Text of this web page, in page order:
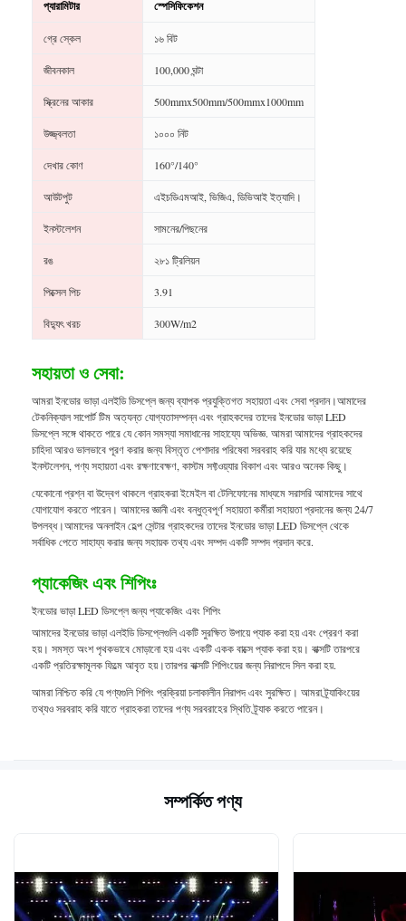
প্যারামিটার স্পেসিফিকেশন
গ্রে স্কেল ১৬ বিট
জীবনকাল 100,000 ঘন্টা
স্ক্রিনের আকার 500mmx500mm/500mmx1000mm
উজ্জ্বলতা ১০০০ নিট
দেখার কোণ 160°/140°
আউটপুট এইচডিএমআই, ভিজিএ, ডিভিআই ইত্যাদি।
ইনস্টলেশন সামনের/পিছনের
রঙ ২৮১ ট্রিলিয়ন
পিক্সেল পিচ 3.91
বিদ্যুৎ খরচ 300W/m2
সহায়তা ও সেবা:
আমরা ইনডোর ভাড়া এলইডি ডিসপ্লে জন্য ব্যাপক প্রযুক্তিগত সহায়তা এবং সেবা প্রদান।আমাদের
টেকনিক্যাল সাপোর্ট টিম অত্যন্ত যোগ্যতাসম্পন্ন এবং গ্রাহকদের তাদের ইনডোর ভাড়া LED
ডিসপ্লে সঙ্গে থাকতে পারে যে কোন সমস্যা সমাধানের সাহায্যে অভিজ্ঞ. আমরা আমাদের গ্রাহকদের
চাহিদা আরও ভালভাবে পূরণ করার জন্য বিস্তৃত পেশাদার পরিষেবা সরবরাহ করি যার মধ্যে রয়েছে
ইনস্টলেশন, পণ্য সহায়তা এবং রক্ষণাবেক্ষণ, কাস্টম সফ্টওয়্যার বিকাশ এবং আরও অনেক কিছু।
যেকোনো প্রশ্ন বা উদ্বেগ থাকলে গ্রাহকরা ইমেইল বা টেলিফোনের মাধ্যমে সরাসরি আমাদের সাথে
যোগাযোগ করতে পারেন। আমাদের জ্ঞানী এবং বন্ধুত্বপূর্ণ সহায়তা কর্মীরা সহায়তা প্রদানের জন্য 24/7
উপলব্ধ।আমাদের অনলাইন হেল্প সেন্টার গ্রাহকদের তাদের ইনডোর ভাড়া LED ডিসপ্লে থেকে
সর্বাধিক পেতে সাহায্য করার জন্য সহায়ক তথ্য এবং সম্পদ একটি সম্পদ প্রদান করে.
প্যাকেজিং এবং শিপিংঃ
ইনডোর ভাড়া LED ডিসপ্লে জন্য প্যাকেজিং এবং শিপিং
আমাদের ইনডোর ভাড়া এলইডি ডিসপ্লেগুলি একটি সুরক্ষিত উপায়ে প্যাক করা হয় এবং প্রেরণ করা
হয়। সমস্ত অংশ পৃথকভাবে মোড়ানো হয় এবং একটি একক বাক্সে প্যাক করা হয়। বাক্সটি তারপরে
একটি প্রতিরক্ষামূলক ফিল্মে আবৃত হয়।তারপর বাক্সটি শিপিংয়ের জন্য নিরাপদে সিল করা হয়.
আমরা নিশ্চিত করি যে পণ্যগুলি শিপিং প্রক্রিয়া চলাকালীন নিরাপদ এবং সুরক্ষিত। আমরা ট্র্যাকিংয়ের
তথ্যও সরবরাহ করি যাতে গ্রাহকরা তাদের পণ্য সরবরাহের স্থিতি ট্র্যাক করতে পারেন।
সম্পর্কিত পণ্য